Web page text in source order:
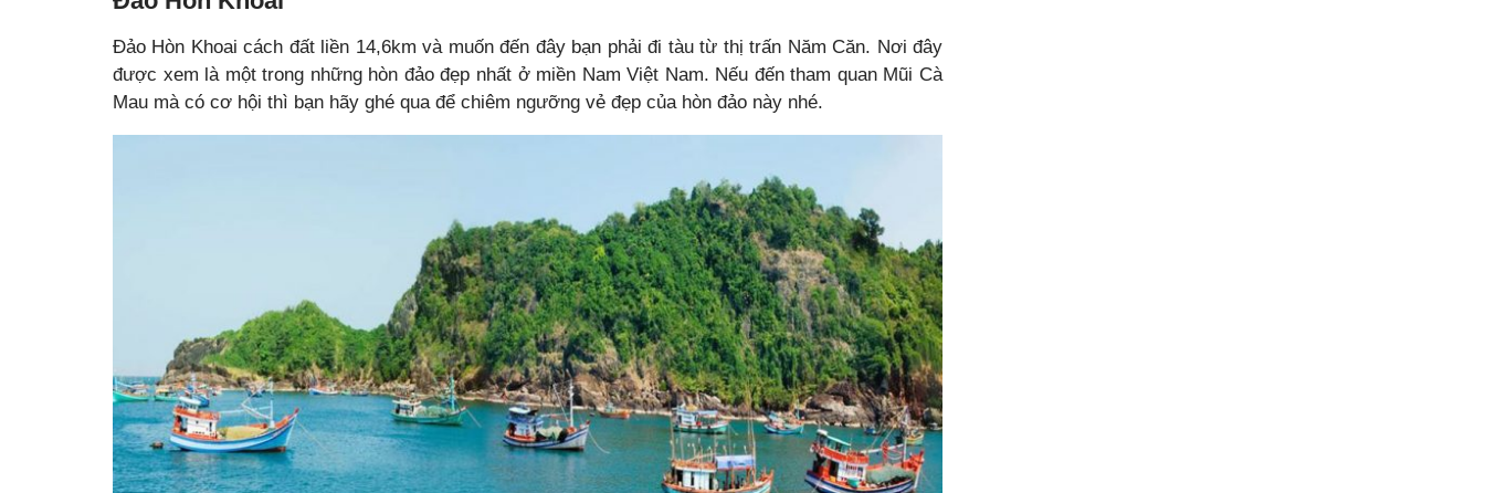
Đảo Hòn Khoai cách đất liền 14,6km và muốn đến đây bạn phải đi tàu từ thị trấn Năm Căn. Nơi đây
được xem là một trong những hòn đảo đẹp nhất ở miền Nam Việt Nam. Nếu đến tham quan Mũi Cà
Mau mà có cơ hội thì bạn hãy ghé qua để chiêm ngưỡng vẻ đẹp của hòn đảo này nhé.